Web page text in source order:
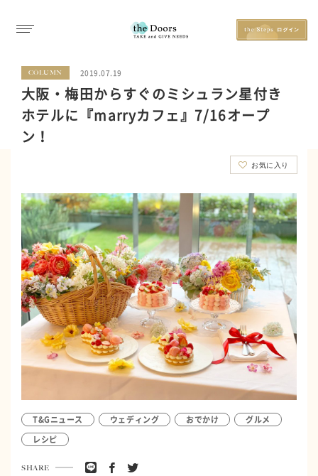
COLUMN 2019.07.19
大阪・梅田からすぐのミシュラン星付き
ホテルに『marryカフェ』7/16オープ
ン！
お気に入り
T&Gニュース ウェディング おでかけ
グルメ
レシピ
SHARE